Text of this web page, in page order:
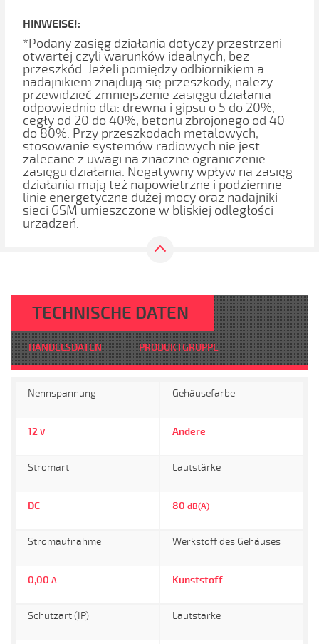
HINWEISE!:
*Podany zasięg działania dotyczy przestrzeni
otwartej czyli warunków idealnych, bez
przeszkód. Jeżeli pomiędzy odbiornikiem a
nadajnikiem znajdują się przeszkody, należy
przewidzieć zmniejszenie zasięgu działania
odpowiednio dla: drewna i gipsu o 5 do 20%,
cegły od 20 do 40%, betonu zbrojonego od 40
do 80%. Przy przeszkodach metalowych,
stosowanie systemów radiowych nie jest
zalecane z uwagi na znaczne ograniczenie
zasięgu działania. Negatywny wpływ na zasięg
działania mają też napowietrzne i podziemne
linie energetyczne dużej mocy oraz nadajniki
sieci GSM umieszczone w bliskiej odległości
urządzeń.
TECHNISCHE DATEN
HANDELSDATEN PRODUKTGRUPPE
Nennspannung
12 V
Gehäusefarbe
Andere
Stromart
DC
Lautstärke
80 dB(A)
Stromaufnahme
0,00 A
Werkstoff des Gehäuses
Kunststoff
Schutzart (IP) Lautstärke